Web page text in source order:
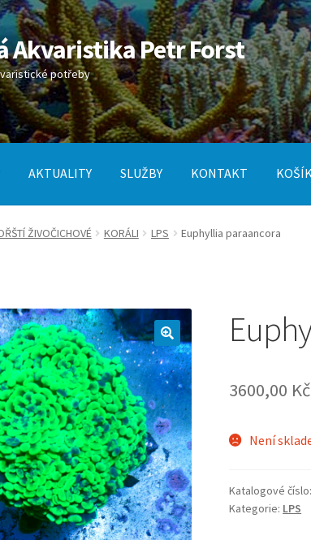
Akvaristika Petr Forst
potřeby
AKTUALITY SLUŽBY KONTAKT
Kontakt Košík Můj účet Obchod Pokladna
ŽIVOČICHOVÉ KORÁLI LPS Euphyllia paraancora
3600,00 Kč
Není
Katalogové
Kategorie: LPS